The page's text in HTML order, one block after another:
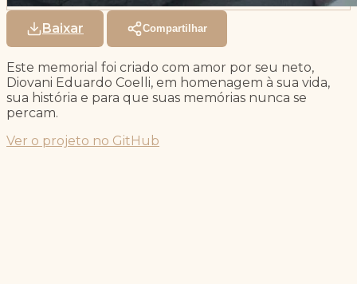
Baixar Compartilhar
Este memorial foi criado com amor por seu neto,
Diovani Eduardo Coelli, em homenagem à sua vida,
sua história e para que suas memórias nunca se
percam.
Ver o projeto no GitHub